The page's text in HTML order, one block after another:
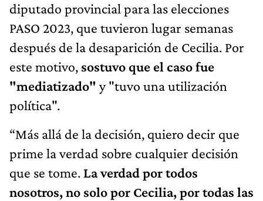
diputado provincial para las elecciones
PASO 2023, que tuvieron lugar semanas
después de la desaparición de Cecilia. Por
este motivo, sostuvo que el caso fue
"mediatizado" y "tuvo una utilización
política".
“Más allá de la decisión, quiero decir que
prime la verdad sobre cualquier decisión
que se tome. La verdad por todos
nosotros, no solo por Cecilia, por todas las